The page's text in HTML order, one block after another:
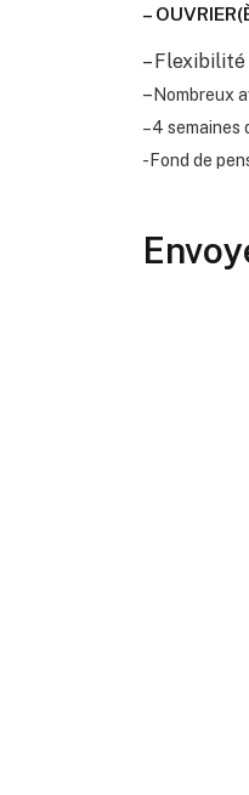
–
–
– Nombreux
–4 semaines
-Fond de